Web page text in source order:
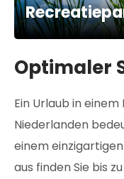
Optimaler
Ein Urlaub in
Niederlanden
einem
aus finden Sie bis